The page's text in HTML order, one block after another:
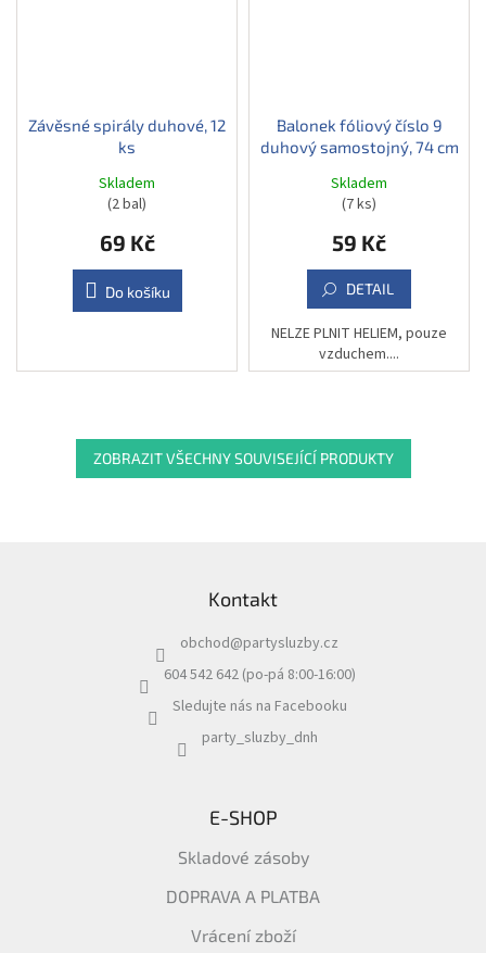
Závěsné spirály duhové, 12
ks
Skladem
(2 bal)
69 Kč
Do košíku
Balonek fóliový číslo 9
duhový samostojný, 74 cm
Skladem
(7 ks)
59 Kč
DETAIL
NELZE PLNIT HELIEM, pouze
vzduchem....
ZOBRAZIT VŠECHNY SOUVISEJÍCÍ PRODUKTY
Kontakt
obchod@partysluzby.cz
604 542 642 (po-pá 8:00-16:00)
Sledujte nás na Facebooku
party_sluzby_dnh
E-SHOP
Skladové zásoby
DOPRAVA A PLATBA
Vrácení zboží